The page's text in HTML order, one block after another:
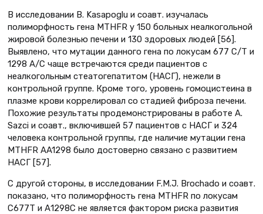
В исследовании B. Kasapoglu и соавт. изучалась
полиморфность гена MTHFR у 150 больных неалкогольной
жировой болезнью печени и 130 здоровых людей [56].
Выявлено, что мутации данного гена по локусам 677 С/T и
1298 А/C чаще встречаются среди пациентов с
неалкогольным стеатогепатитом (НАСГ), нежели в
контрольной группе. Кроме того, уровень гомоцистеина в
плазме крови коррелировал со стадией фиброза печени.
Похожие результаты продемонстрированы в работе A.
Sazci и соавт., включившей 57 пациентов с НАСГ и 324
человека контрольной группы, где наличие мутации гена
MTHFR AA1298 было достоверно связано с развитием
НАСГ [57].
С другой стороны, в исследовании F.M.J. Brochado и соавт.
показано, что полиморфность гена MTHFR по локусам
С677Т и А1298С не является фактором риска развития